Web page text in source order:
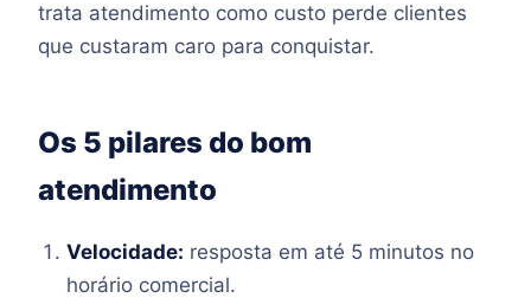
trata atendimento como custo perde clientes
que custaram caro para conquistar.
Os 5 pilares do bom
atendimento
Velocidade: resposta em até 5 minutos no
horário comercial.